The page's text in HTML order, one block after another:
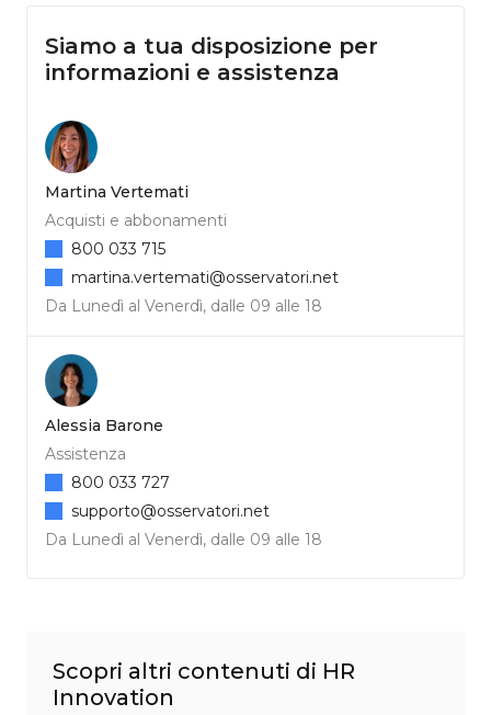
Siamo a tua disposizione per
informazioni e assistenza
Martina Vertemati
Acquisti e abbonamenti
Da Lunedì al Venerdì, dalle 09 alle 18
800 033 715
martina.vertemati@osservatori.net
Alessia Barone
Assistenza
Da Lunedì al Venerdì, dalle 09 alle 18
800 033 727
supporto@osservatori.net
Scopri altri contenuti di HR
Innovation